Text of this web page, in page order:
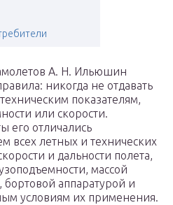
А. Н. Ильюшин
никогда не отдавать
показателям,
или скорости.
его отличались
всех летных и технических
и дальности полета,
массой
аппаратурой и
условиям их применения.